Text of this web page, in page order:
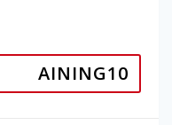
AINING10